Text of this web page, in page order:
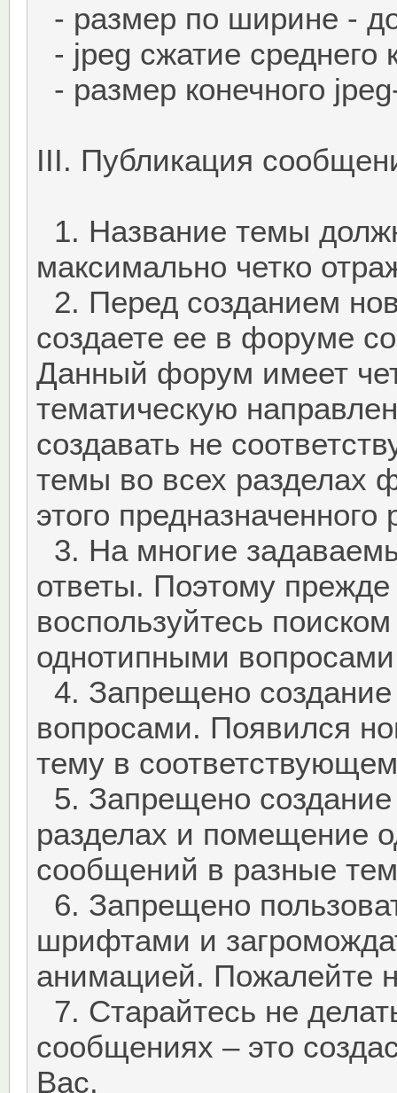
- размер по ширине -
- jpeg сжатие среднего
- размер конечного
III. Публикация
1. Название темы
максимально четко
2. Перед созданием
создаете ее в форуме
Данный форум имеет
тематическую
создавать не
темы во всех разделах
этого
3. На многие
ответы. Поэтому
воспользуйтесь
однотипными
4. Запрещено
вопросами. Появился
тему в
5. Запрещено
разделах и помещение
сообщений в разные
6. Запрещено
шрифтами и
анимацией. Пожалейте
7. Старайтесь не
сообщениях – это
Вас.